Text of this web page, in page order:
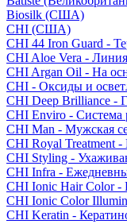
Biosilk (США)
CHI (США)
CHI 44 Iron Guard -
CHI Aloe Vera -
CHI Argan Oil - На
CHI - Оксиды и
CHI Deep Brilliance -
CHI Enviro - Система
CHI Man - Мужская
CHI Royal Treatment -
CHI Styling -
CHI Infra -
CHI Ionic Hair Color -
CHI Ionic Color
CHI Keratin -